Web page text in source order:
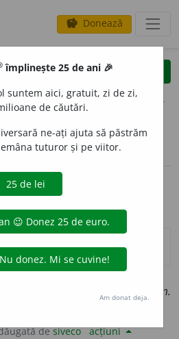
savings Donează
clear
opțiuni
volume_up (50)
acum.
desiveco acțiuni
împlinește 25 de ani 🎉
suntem aici, gratuit, zi de zi,
de căutări.
ne-ați ajuta să păstrăm
tuturor și pe viitor.
Am donat deja.